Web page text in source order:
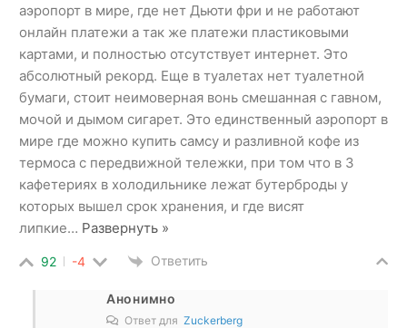
аэропорт в мире, где нет Дьюти фри и не работают
онлайн платежи а так же платежи пластиковыми
картами, и полностью отсутствует интернет. Это
абсолютный рекорд. Еще в туалетах нет туалетной
бумаги, стоит неимоверная вонь смешанная с гавном,
мочой и дымом сигарет. Это единственный аэропорт в
мире где можно купить самсу и разливной кофе из
термоса с передвижной тележки, при том что в 3
кафетериях в холодильнике лежат бутерброды у
которых вышел срок хранения, и где висят
липкие… Развернуть »
92 -4 Ответить
Анонимно
Ответ для Zuckerberg